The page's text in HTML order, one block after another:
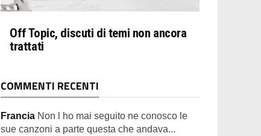
Off Topic, discuti di temi non ancora
trattati
COMMENTI RECENTI
Francia Non l ho mai seguito ne conosco le
sue canzoni a parte questa che andava...